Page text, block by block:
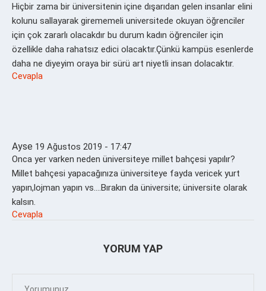
Hiçbir zama bir üniversitenin içine dışarıdan gelen insanlar elini
kolunu sallayarak girememeli universitede okuyan öğrenciler
için çok zararlı olacakdır bu durum kadın öğrenciler için
özellikle daha rahatsız edici olacaktır.Çünkü kampüs esenlerde
daha ne diyeyim oraya bir sürü art niyetli insan dolacaktır.
Cevapla
Ayse 19 Ağustos 2019 - 17:47
Onca yer varken neden üniversiteye millet bahçesi yapılır?
Millet bahçesi yapacağınıza üniversiteye fayda vericek yurt
yapın,lojman yapın vs….Bırakın da üniversite; üniversite olarak
kalsın.
Cevapla
YORUM YAP